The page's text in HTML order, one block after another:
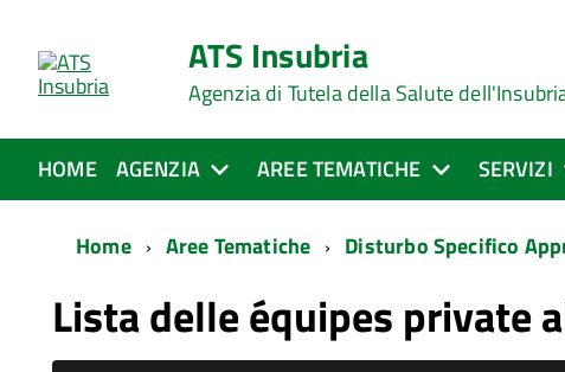
ATS Insubria
Agenzia di Tutela della Salute
HOME AGENZIA AREE TEMATICHE SERVIZI
Home Aree Tematiche Disturbo Specifico
Lista delle équipes private